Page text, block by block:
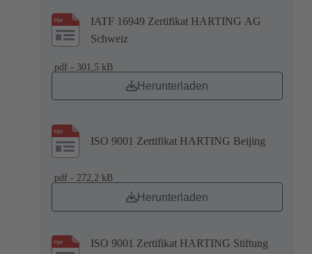
IATF 16949 Zertifikat HARTING AG
Schweiz
.pdf - 301,5 kB
Herunterladen
ISO 9001 Zertifikat HARTING Beijing
.pdf - 272,2 kB
Herunterladen
ISO 9001 Zertifikat HARTING Stiftung